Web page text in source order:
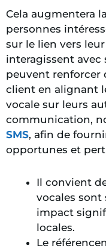
Cela augmentera
personnes
sur le lien vers
interagissent avec
peuvent renforcer
client en alignant
vocale sur leurs
communication,
SMS, afin de
opportunes et
Il convient
vocales sont
impact
locales.
Le